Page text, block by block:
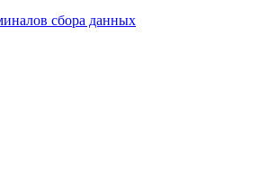
сбора данных